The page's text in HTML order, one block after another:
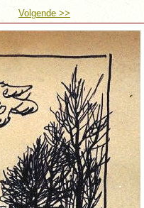
Volgende >>